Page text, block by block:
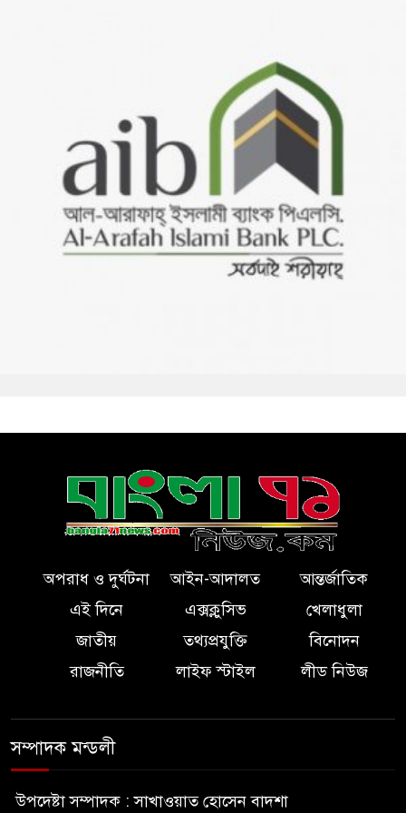
অপরাধ ও দুর্ঘটনা আইন-আদালত
আন্তর্জাতিক
এই দিনে
এক্সক্লুসিভ
খেলাধুলা
জাতীয়
তথ্যপ্রযুক্তি
বিনোদন
রাজনীতি
লাইফ স্টাইল লীড নিউজ
সম্পাদক মন্ডলী
উপদেষ্টা সম্পাদক : সাখাওয়াত হোসেন বাদশা